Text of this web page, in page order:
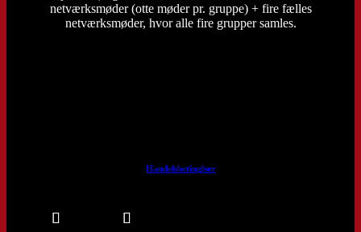
netværksmøder (otte møder pr. gruppe) + fire fælles
netværksmøder, hvor alle fire grupper samles.
Handelsbetinglser